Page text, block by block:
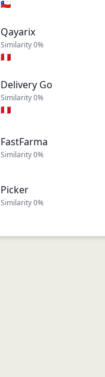
🇨🇱
Qayarix
Similarity0%
🇵🇪
Delivery Go
Similarity0%
🇵🇪
FastFarma
Similarity0%
Picker
Similarity0%